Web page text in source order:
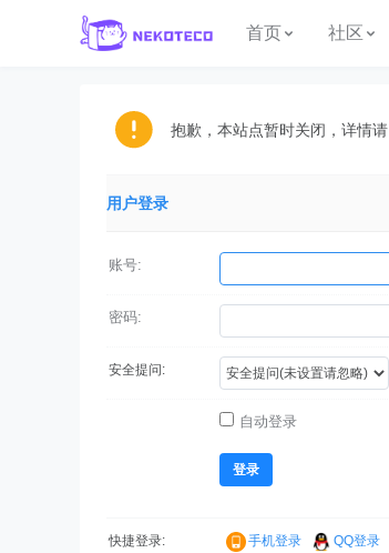
首页 社区
抱歉，本站点暂时关闭，详情请
用户登录
账号:
密码:
安全提问:
自动登录
登录
快捷登录: 手机登录 QQ登录